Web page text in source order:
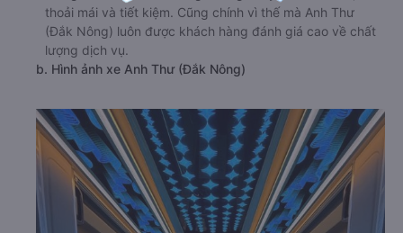
thoải mái và tiết kiệm. Cũng chính vì thế mà Anh Thư
(Đắk Nông) luôn được khách hàng đánh giá cao về chất
lượng dịch vụ.
b. Hình ảnh xe Anh Thư (Đắk Nông)